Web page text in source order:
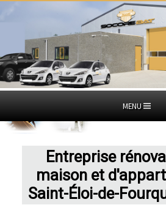
MENU
Entreprise
maison et
Saint-Éloi-de-